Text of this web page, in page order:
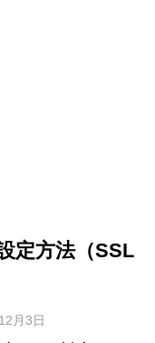
定方法（SSL
月3日